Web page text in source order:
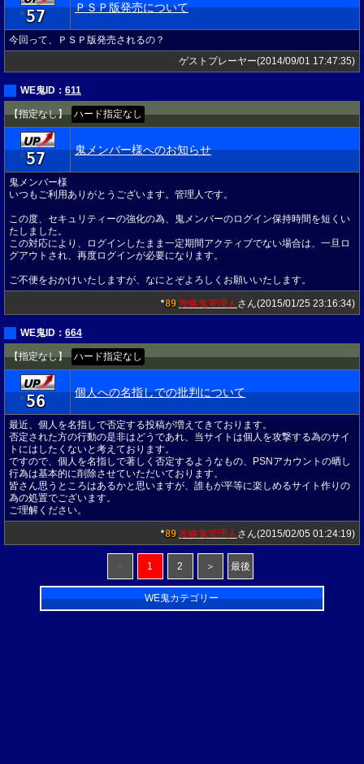
★57 ＰＳＰ版発売について
今回って、ＰＳＰ版発売されるの？
ゲストプレーヤー(2014/09/01 17:47:35)
WE鬼ID： 611
【指定なし】 ハード指定なし
★57 鬼メンバー様へのお知らせ
鬼メンバー様
いつもご利用ありがとうございます。管理人です。
この度、セキュリティーの強化の為、鬼メンバーのログイン保持時間を短くい
たしました。
この対応により、ログインしたまま一定期間アクティブでない場合は、一旦ロ
グアウトされ、再度ログインが必要になります。
ご不便をおかけいたしますが、なにとぞよろしくお願いいたします。
★89 攻略鬼管理人 さん(2015/01/25 23:16:34)
WE鬼ID： 664
【指定なし】 ハード指定なし
★56 個人への名指しでの批判について
最近、個人を名指しで否定する投稿が増えてきております。
否定された方の行動の是非はどうであれ、当サイトは個人を攻撃する為のサイ
トにはしたくないと考えております。
ですので、個人を名指しで著しく否定するようなもの、PSNアカウントの晒し
行為は基本的に削除させていただいております。
皆さん思うところはあるかと思いますが、誰もが平等に楽しめるサイト作りの
為の処置でございます。
ご理解ください。
★89 攻略鬼管理人 さん(2015/02/05 01:24:19)
1 2 ＞ 最後
WE鬼カテゴリー